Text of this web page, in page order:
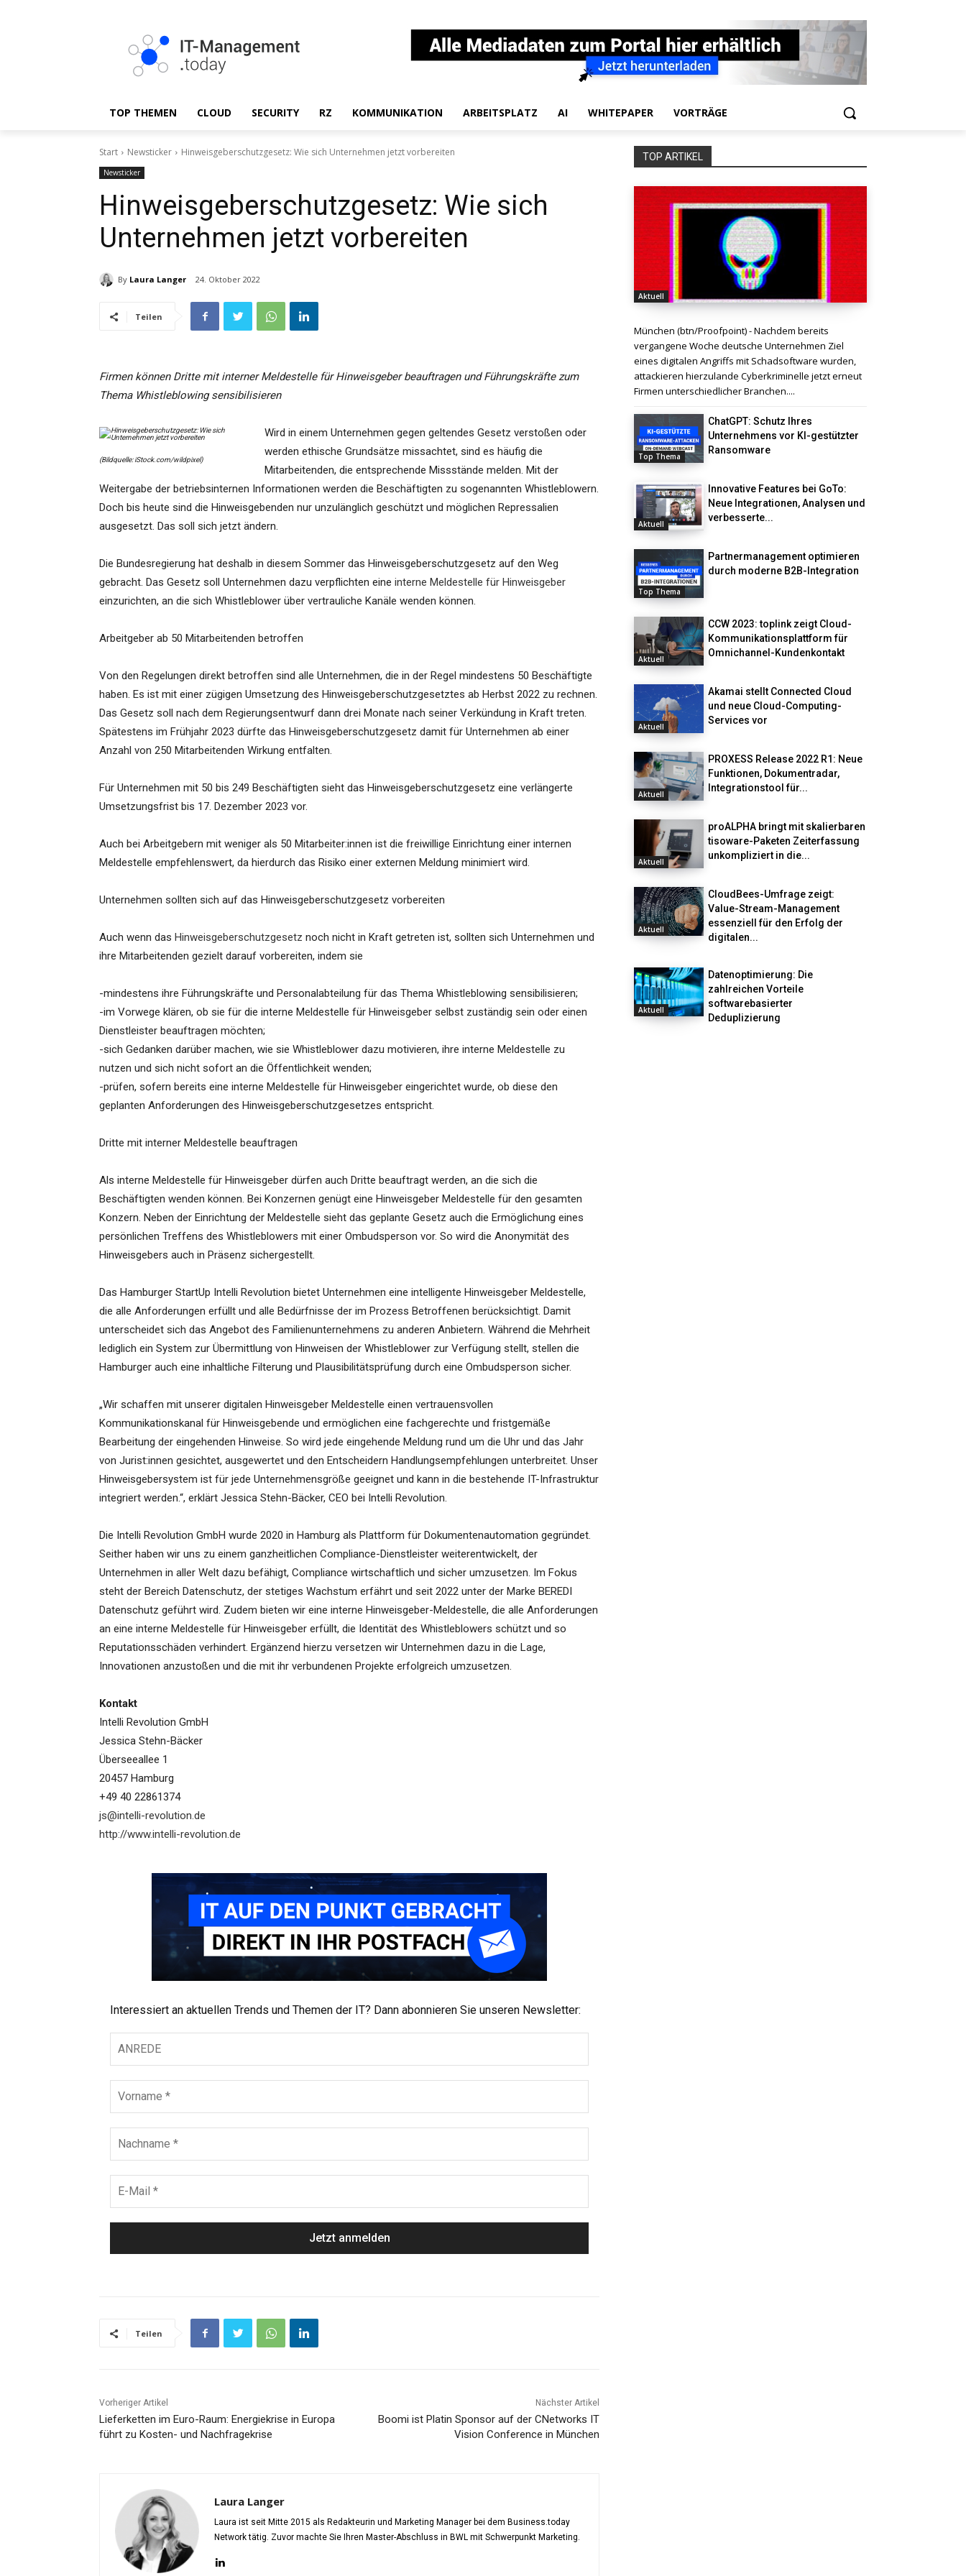
TOP THEMEN CLOUD SECURITY RZ KOMMUNIKATION ARBEITSPLATZ AI WHITEPAPER VORTRÄGE
Start Newsticker Hinweisgeberschutzgesetz: Wie sich Unternehmen jetzt vorbereiten
Newsticker
Hinweisgeberschutzgesetz: Wie sich
Unternehmen jetzt vorbereiten
By Laura Langer 24. Oktober 2022
Teilen
Firmen können Dritte mit interner Meldestelle für Hinweisgeber beauftragen und Führungskräfte zum
Thema Whistleblowing sensibilisieren
(Bildquelle: iStock.com/wildpixel)
Wird in einem Unternehmen gegen geltendes Gesetz verstoßen oder
werden ethische Grundsätze missachtet, sind es häufig die
Mitarbeitenden, die entsprechende Missstände melden. Mit der
Weitergabe der betriebsinternen Informationen werden die Beschäftigten zu sogenannten Whistleblowern.
Doch bis heute sind die Hinweisgebenden nur unzulänglich geschützt und möglichen Repressalien
ausgesetzt. Das soll sich jetzt ändern.
Die Bundesregierung hat deshalb in diesem Sommer das Hinweisgeberschutzgesetz auf den Weg
gebracht. Das Gesetz soll Unternehmen dazu verpflichten eine interne Meldestelle für Hinweisgeber
einzurichten, an die sich Whistleblower über vertrauliche Kanäle wenden können.
Arbeitgeber ab 50 Mitarbeitenden betroffen
Von den Regelungen direkt betroffen sind alle Unternehmen, die in der Regel mindestens 50 Beschäftigte
haben. Es ist mit einer zügigen Umsetzung des Hinweisgeberschutzgesetztes ab Herbst 2022 zu rechnen.
Das Gesetz soll nach dem Regierungsentwurf dann drei Monate nach seiner Verkündung in Kraft treten.
Spätestens im Frühjahr 2023 dürfte das Hinweisgeberschutzgesetz damit für Unternehmen ab einer
Anzahl von 250 Mitarbeitenden Wirkung entfalten.
Für Unternehmen mit 50 bis 249 Beschäftigten sieht das Hinweisgeberschutzgesetz eine verlängerte
Umsetzungsfrist bis 17. Dezember 2023 vor.
Auch bei Arbeitgebern mit weniger als 50 Mitarbeiter:innen ist die freiwillige Einrichtung einer internen
Meldestelle empfehlenswert, da hierdurch das Risiko einer externen Meldung minimiert wird.
Unternehmen sollten sich auf das Hinweisgeberschutzgesetz vorbereiten
Auch wenn das Hinweisgeberschutzgesetz noch nicht in Kraft getreten ist, sollten sich Unternehmen und
ihre Mitarbeitenden gezielt darauf vorbereiten, indem sie
-mindestens ihre Führungskräfte und Personalabteilung für das Thema Whistleblowing sensibilisieren;
-im Vorwege klären, ob sie für die interne Meldestelle für Hinweisgeber selbst zuständig sein oder einen
Dienstleister beauftragen möchten;
-sich Gedanken darüber machen, wie sie Whistleblower dazu motivieren, ihre interne Meldestelle zu
nutzen und sich nicht sofort an die Öffentlichkeit wenden;
-prüfen, sofern bereits eine interne Meldestelle für Hinweisgeber eingerichtet wurde, ob diese den
geplanten Anforderungen des Hinweisgeberschutzgesetzes entspricht.
Dritte mit interner Meldestelle beauftragen
Als interne Meldestelle für Hinweisgeber dürfen auch Dritte beauftragt werden, an die sich die
Beschäftigten wenden können. Bei Konzernen genügt eine Hinweisgeber Meldestelle für den gesamten
Konzern. Neben der Einrichtung der Meldestelle sieht das geplante Gesetz auch die Ermöglichung eines
persönlichen Treffens des Whistleblowers mit einer Ombudsperson vor. So wird die Anonymität des
Hinweisgebers auch in Präsenz sichergestellt.
Das Hamburger StartUp Intelli Revolution bietet Unternehmen eine intelligente Hinweisgeber Meldestelle,
die alle Anforderungen erfüllt und alle Bedürfnisse der im Prozess Betroffenen berücksichtigt. Damit
unterscheidet sich das Angebot des Familienunternehmens zu anderen Anbietern. Während die Mehrheit
lediglich ein System zur Übermittlung von Hinweisen der Whistleblower zur Verfügung stellt, stellen die
Hamburger auch eine inhaltliche Filterung und Plausibilitätsprüfung durch eine Ombudsperson sicher.
„Wir schaffen mit unserer digitalen Hinweisgeber Meldestelle einen vertrauensvollen
Kommunikationskanal für Hinweisgebende und ermöglichen eine fachgerechte und fristgemäße
Bearbeitung der eingehenden Hinweise. So wird jede eingehende Meldung rund um die Uhr und das Jahr
von Jurist:innen gesichtet, ausgewertet und den Entscheidern Handlungsempfehlungen unterbreitet. Unser
Hinweisgebersystem ist für jede Unternehmensgröße geeignet und kann in die bestehende IT-Infrastruktur
integriert werden.“, erklärt Jessica Stehn-Bäcker, CEO bei Intelli Revolution.
Die Intelli Revolution GmbH wurde 2020 in Hamburg als Plattform für Dokumentenautomation gegründet.
Seither haben wir uns zu einem ganzheitlichen Compliance-Dienstleister weiterentwickelt, der
Unternehmen in aller Welt dazu befähigt, Compliance wirtschaftlich und sicher umzusetzen. Im Fokus
steht der Bereich Datenschutz, der stetiges Wachstum erfährt und seit 2022 unter der Marke BEREDI
Datenschutz geführt wird. Zudem bieten wir eine interne Hinweisgeber-Meldestelle, die alle Anforderungen
an eine interne Meldestelle für Hinweisgeber erfüllt, die Identität des Whistleblowers schützt und so
Reputationsschäden verhindert. Ergänzend hierzu versetzen wir Unternehmen dazu in die Lage,
Innovationen anzustoßen und die mit ihr verbundenen Projekte erfolgreich umzusetzen.
Kontakt
Intelli Revolution GmbH
Jessica Stehn-Bäcker
Überseeallee 1
20457 Hamburg
+49 40 22861374
js@intelli-revolution.de
http://www.intelli-revolution.de
Interessiert an aktuellen Trends und Themen der IT? Dann abonnieren Sie unseren Newsletter:
Teilen
Vorheriger Artikel
Lieferketten im Euro-Raum: Energiekrise in Europa
führt zu Kosten- und Nachfragekrise
Nächster Artikel
Boomi ist Platin Sponsor auf der CNetworks IT
Vision Conference in München
Laura Langer
Laura ist seit Mitte 2015 als Redakteurin und Marketing Manager bei dem Business.today
Network tätig. Zuvor machte Sie Ihren Master-Abschluss in BWL mit Schwerpunkt Marketing.
TOP ARTIKEL
Aktuell
München (btn/Proofpoint) - Nachdem bereits
vergangene Woche deutsche Unternehmen Ziel
eines digitalen Angriffs mit Schadsoftware wurden,
attackieren hierzulande Cyberkriminelle jetzt erneut
Firmen unterschiedlicher Branchen....
Top Thema
ChatGPT: Schutz Ihres
Unternehmens vor KI-gestützter
Ransomware
Aktuell
Innovative Features bei GoTo:
Neue Integrationen, Analysen und
verbesserte...
Top Thema
Partnermanagement optimieren
durch moderne B2B-Integration
Aktuell
CCW 2023: toplink zeigt Cloud-
Kommunikationsplattform für
Omnichannel-Kundenkontakt
Aktuell
Akamai stellt Connected Cloud
und neue Cloud-Computing-
Services vor
Aktuell
PROXESS Release 2022 R1: Neue
Funktionen, Dokumentradar,
Integrationstool für...
Aktuell
proALPHA bringt mit skalierbaren
tisoware-Paketen Zeiterfassung
unkompliziert in die...
Aktuell
CloudBees-Umfrage zeigt:
Value-Stream-Management
essenziell für den Erfolg der
digitalen...
Aktuell
Datenoptimierung: Die
zahlreichen Vorteile
softwarebasierter
Deduplizierung